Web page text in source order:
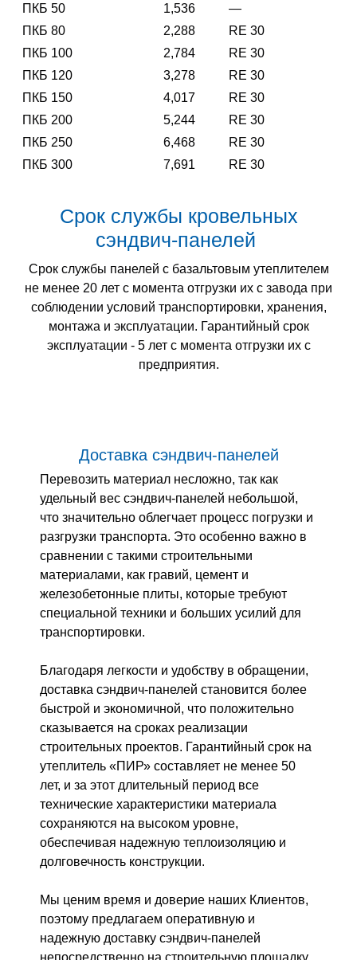
ПКБ 50
1,536
—
ПКБ 80
2,288
RE 30
ПКБ 100
2,784
RE 30
ПКБ 120
3,278
RE 30
ПКБ 150
4,017
RE 30
ПКБ 200
5,244
RE 30
ПКБ 250
6,468
RE 30
ПКБ 300
7,691 RE 30
Срок службы кровельных
сэндвич-панелей
Срок службы панелей с базальтовым утеплителем
не менее 20 лет с момента отгрузки их с завода при
соблюдении условий транспортировки, хранения,
монтажа и эксплуатации. Гарантийный срок
эксплуатации - 5 лет с момента отгрузки их с
предприятия.
Доставка сэндвич-панелей
Перевозить материал несложно, так как
удельный вес сэндвич-панелей небольшой,
что значительно облегчает процесс погрузки и
разгрузки транспорта. Это особенно важно в
сравнении с такими строительными
материалами, как гравий, цемент и
железобетонные плиты, которые требуют
специальной техники и больших усилий для
транспортировки.
Благодаря легкости и удобству в обращении,
доставка сэндвич-панелей становится более
быстрой и экономичной, что положительно
сказывается на сроках реализации
строительных проектов. Гарантийный срок на
утеплитель «ПИР» составляет не менее 50
лет, и за этот длительный период все
технические характеристики материала
сохраняются на высоком уровне,
обеспечивая надежную теплоизоляцию и
долговечность конструкции.
Мы ценим время и доверие наших Клиентов,
поэтому предлагаем оперативную и
надежную доставку сэндвич-панелей
непосредственно на строительную площадку.